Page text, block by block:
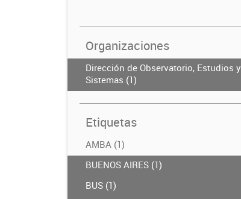
Organizaciones
Dirección de Observatorio, Estudios y
Sistemas (1)
Etiquetas
AMBA (1)
BUENOS AIRES (1)
BUS (1)